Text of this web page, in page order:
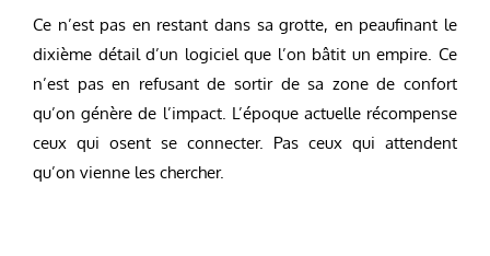
Ce n’est pas en restant dans sa grotte, en peaufinant le
dixième détail d’un logiciel que l’on bâtit un empire. Ce
n’est pas en refusant de sortir de sa zone de confort
qu’on génère de l’impact. L’époque actuelle récompense
ceux qui osent se connecter. Pas ceux qui attendent
qu’on vienne les chercher.